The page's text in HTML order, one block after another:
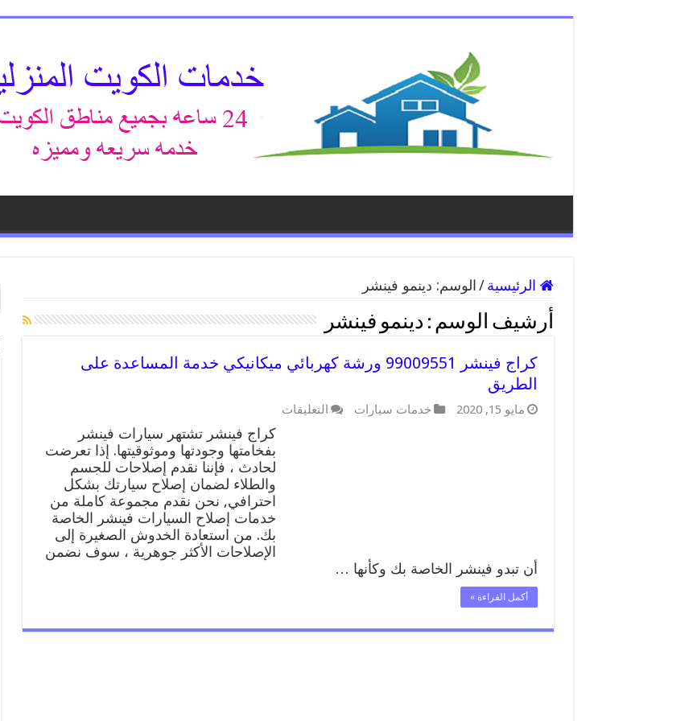
الرئيسية / الوسم: دينمو فينشر
أرشيف الوسم : دينمو فينشر
كراج فينشر 99009551 ورشة كهربائي ميكانيكي خدمة المساعدة على
الطريق
مايو 15, 2020 خدمات سيارات التعليقات
فينشر
99009551
ورشة
كهربائي
ميكانيكي
خدمة
المساعدة
على
الطريق
كراج فينشر تشتهر سيارات فينشر
بفخامتها وجودتها وموثوقيتها. إذا تعرضت
لحادث ، فإننا نقدم إصلاحات للجسم
والطلاء لضمان إصلاح سيارتك بشكل
احترافي, نحن نقدم مجموعة كاملة من
خدمات إصلاح السيارات فينشر الخاصة
بك. من استعادة الخدوش الصغيرة إلى
الإصلاحات الأكثر جوهرية ، سوف نضمن
أن تبدو فينشر الخاصة بك وكأنها …
أكمل القراءة »